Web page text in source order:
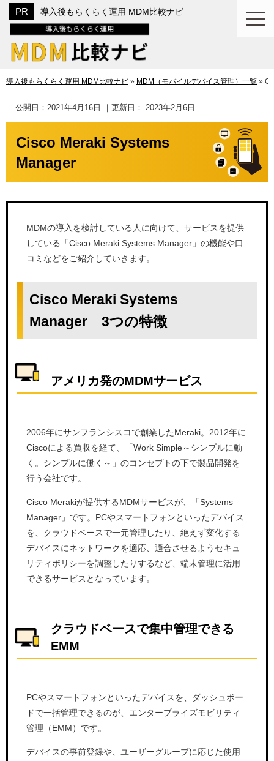
導入後もらくらく運用 MDM比較ナビ
導入後もらくらく運用 MDM比較ナビ » MDM（モバイルデバイス管理）一覧 »
公開日： 2021年4月16日 ｜更新日： 2023年2月6日
Cisco Meraki Systems
Manager
MDMの導入を検討している人に向けて、サービスを提供
している「Cisco Meraki Systems Manager」の機能や口
コミなどをご紹介していきます。
Cisco Meraki Systems
Manager 3つの特徴
アメリカ発のMDMサービス
2006年にサンフランシスコで創業したMeraki。2012年に
Ciscoによる買収を経て、「Work Simple～シンプルに動
く。シンプルに働く～」のコンセプトの下で製品開発を
行う会社です。
Cisco Merakiが提供するMDMサービスが、「Systems
Manager」です。PCやスマートフォンといったデバイス
を、クラウドベースで一元管理したり、絶えず変化する
デバイスにネットワークを適応、適合させるようセキュ
リティポリシーを調整したりするなど、端末管理に活用
できるサービスとなっています。
クラウドベースで集中管理できる
EMM
PCやスマートフォンといったデバイスを、ダッシュボー
ドで一括管理できるのが、エンタープライズモビリティ
管理（EMM）です。
デバイスの事前登録や、ユーザーグループに応じた使用